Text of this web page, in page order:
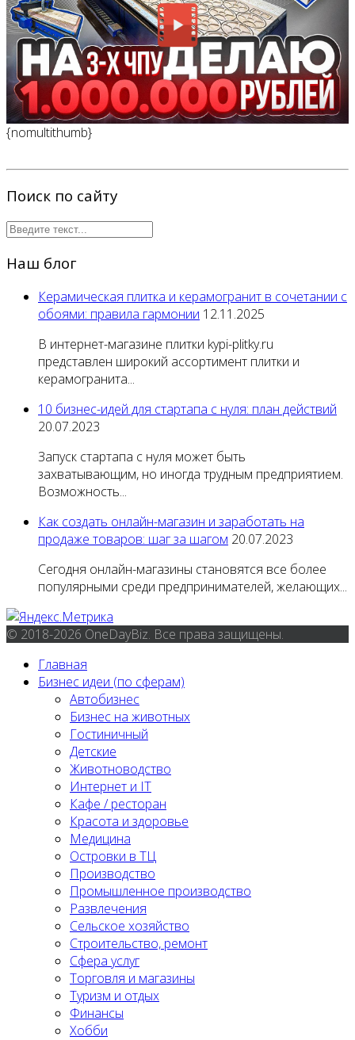
{nomultithumb}
Поиск по сайту
Наш блог
Керамическая плитка и керамогранит в сочетании с
обоями: правила гармонии 12.11.2025
В интернет-магазине плитки kypi-plitky.ru
представлен широкий ассортимент плитки и
керамогранита...
10 бизнес-идей для стартапа с нуля: план действий
20.07.2023
Запуск стартапа с нуля может быть
захватывающим, но иногда трудным предприятием.
Возможность...
Как создать онлайн-магазин и заработать на
продаже товаров: шаг за шагом 20.07.2023
Сегодня онлайн-магазины становятся все более
популярными среди предпринимателей, желающих...
© 2018-2026 OneDayBiz. Все права защищены.
Главная
Бизнес идеи (по сферам)
Автобизнес
Бизнес на животных
Гостиничный
Детские
Животноводство
Интернет и IT
Кафе / ресторан
Красота и здоровье
Медицина
Островки в ТЦ
Производство
Промышленное производство
Развлечения
Сельское хозяйство
Строительство, ремонт
Сфера услуг
Торговля и магазины
Туризм и отдых
Финансы
Хобби